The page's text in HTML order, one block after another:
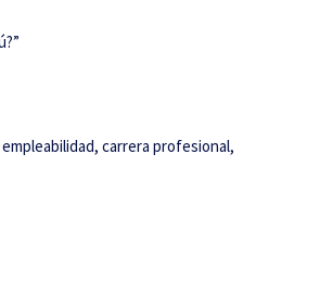
carrera profesional,